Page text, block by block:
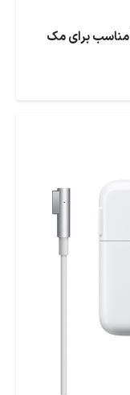
آداپتور برق 60 وات مدل Magsafe 2 مناسب برای مک